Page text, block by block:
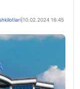
10.02.2024 16:45